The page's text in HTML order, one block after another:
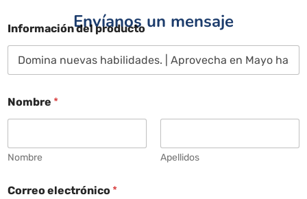
Envíanos un mensaje
Información del producto
Nombre *
Nombre Apellidos
Correo electrónico *